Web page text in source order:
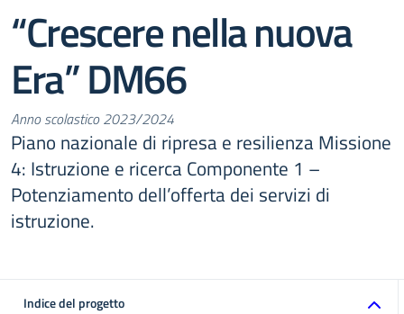
“Crescere nella nuova
Era” DM66
Anno scolastico 2023/2024
Piano nazionale di ripresa e resilienza Missione
4: Istruzione e ricerca Componente 1 –
Potenziamento dell’offerta dei servizi di
istruzione.
Indice del progetto